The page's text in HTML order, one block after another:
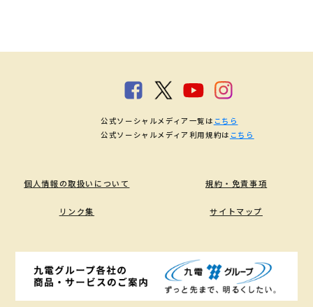
個人情報の取扱いについて 規約・免責事項
リンク集 サイトマップ
公式ソーシャルメディア一覧は こちら
公式ソーシャルメディア利用規約は こちら